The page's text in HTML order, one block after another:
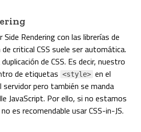
Side Rendering con las librerías de
critical CSS suele ser automática.
de CSS. Es decir, nuestro
de etiquetas <style> en el
servidor pero también se manda
JavaScript. Por ello, si no estamos
es recomendable usar CSS-in-JS.